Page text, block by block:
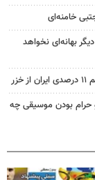
خامنه‌ای
بهانه‌ای نخواهد
حرام بودن موسیقی چه